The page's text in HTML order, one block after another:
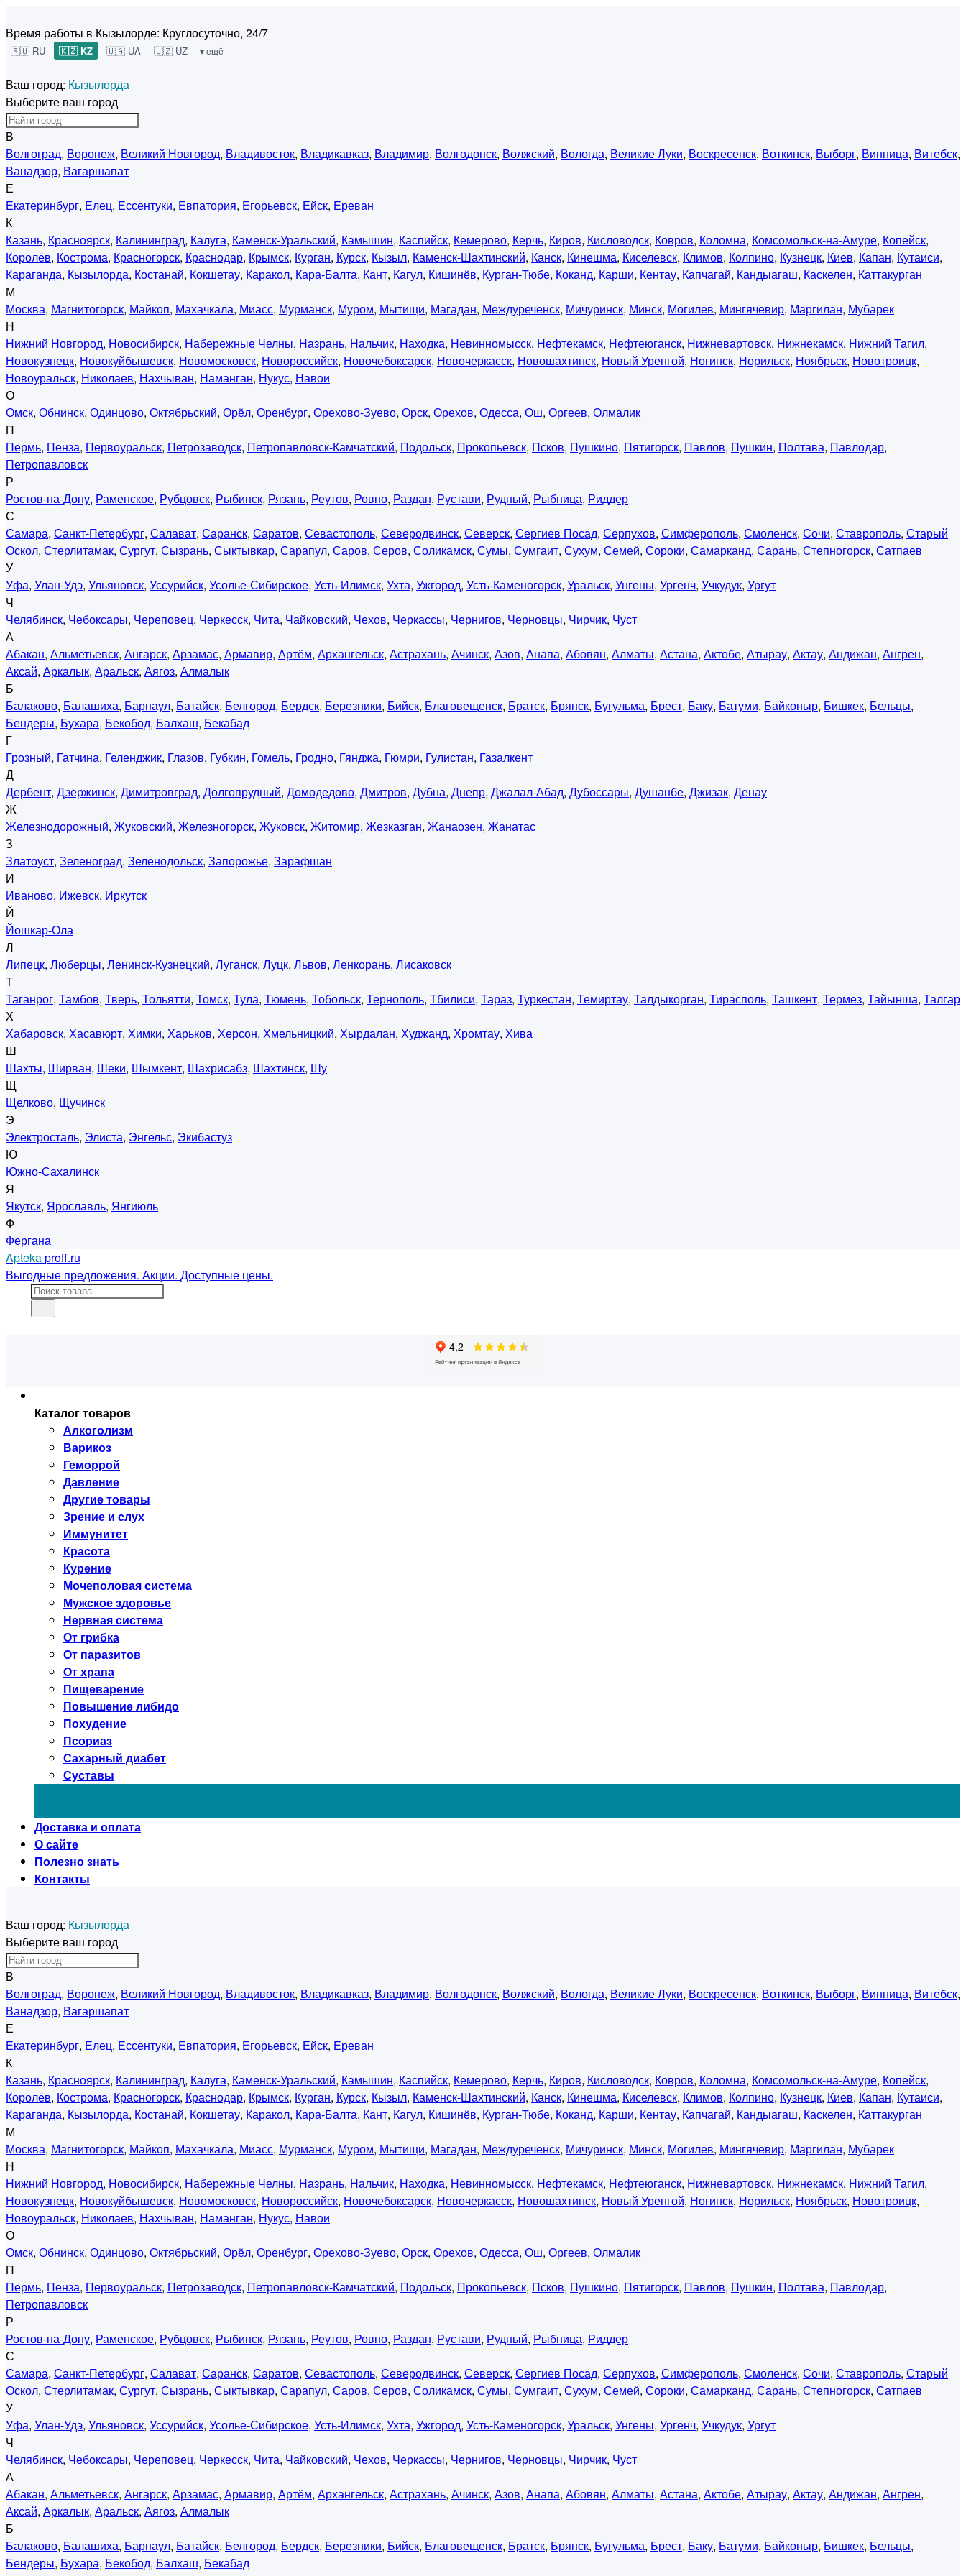
Время работы в Кызылорде: Круглосуточно, 24/7
🇷🇺 RU 🇰🇿 KZ 🇺🇦 UA 🇺🇿 UZ ▾ ещё
Ваш город: Кызылорда
Выберите ваш город
В
Волгоград, Воронеж, Великий Новгород, Владивосток, Владикавказ, Владимир, Волгодонск, Волжский, Вологда, Великие Луки, Воскресенск, Воткинск, Выборг, Винница, Витебск,
Ванадзор, Вагаршапат
Е
Екатеринбург, Елец, Ессентуки, Евпатория, Егорьевск, Ейск, Ереван
К
Казань, Красноярск, Калининград, Калуга, Каменск-Уральский, Камышин, Каспийск, Кемерово, Керчь, Киров, Кисловодск, Ковров, Коломна, Комсомольск-на-Амуре, Копейск,
Королёв, Кострома, Красногорск, Краснодар, Крымск, Курган, Курск, Кызыл, Каменск-Шахтинский, Канск, Кинешма, Киселевск, Климов, Колпино, Кузнецк, Киев, Капан, Кутаиси,
Караганда, Кызылорда, Костанай, Кокшетау, Каракол, Кара-Балта, Кант, Кагул, Кишинёв, Курган-Тюбе, Коканд, Карши, Кентау, Капчагай, Кандыагаш, Каскелен, Каттакурган
М
Москва, Магнитогорск, Майкоп, Махачкала, Миасс, Мурманск, Муром, Мытищи, Магадан, Междуреченск, Мичуринск, Минск, Могилев, Мингячевир, Маргилан, Мубарек
Н
Нижний Новгород, Новосибирск, Набережные Челны, Назрань, Нальчик, Находка, Невинномысск, Нефтекамск, Нефтеюганск, Нижневартовск, Нижнекамск, Нижний Тагил,
Новокузнецк, Новокуйбышевск, Новомосковск, Новороссийск, Новочебоксарск, Новочеркасск, Новошахтинск, Новый Уренгой, Ногинск, Норильск, Ноябрьск, Новотроицк,
Новоуральск, Николаев, Нахчыван, Наманган, Нукус, Навои
О
Омск, Обнинск, Одинцово, Октябрьский, Орёл, Оренбург, Орехово-Зуево, Орск, Орехов, Одесса, Ош, Оргеев, Олмалик
П
Пермь, Пенза, Первоуральск, Петрозаводск, Петропавловск-Камчатский, Подольск, Прокопьевск, Псков, Пушкино, Пятигорск, Павлов, Пушкин, Полтава, Павлодар,
Петропавловск
Р
Ростов-на-Дону, Раменское, Рубцовск, Рыбинск, Рязань, Реутов, Ровно, Раздан, Рустави, Рудный, Рыбница, Риддер
С
Самара, Санкт-Петербург, Салават, Саранск, Саратов, Севастополь, Северодвинск, Северск, Сергиев Посад, Серпухов, Симферополь, Смоленск, Сочи, Ставрополь, Старый
Оскол, Стерлитамак, Сургут, Сызрань, Сыктывкар, Сарапул, Саров, Серов, Соликамск, Сумы, Сумгаит, Сухум, Семей, Сороки, Самарканд, Сарань, Степногорск, Сатпаев
У
Уфа, Улан-Удэ, Ульяновск, Уссурийск, Усолье-Сибирское, Усть-Илимск, Ухта, Ужгород, Усть-Каменогорск, Уральск, Унгены, Ургенч, Учкудук, Ургут
Ч
Челябинск, Чебоксары, Череповец, Черкесск, Чита, Чайковский, Чехов, Черкассы, Чернигов, Черновцы, Чирчик, Чуст
А
Абакан, Альметьевск, Ангарск, Арзамас, Армавир, Артём, Архангельск, Астрахань, Ачинск, Азов, Анапа, Абовян, Алматы, Астана, Актобе, Атырау, Актау, Андижан, Ангрен,
Аксай, Аркалык, Аральск, Аягоз, Алмалык
Б
Балаково, Балашиха, Барнаул, Батайск, Белгород, Бердск, Березники, Бийск, Благовещенск, Братск, Брянск, Бугульма, Брест, Баку, Батуми, Байконыр, Бишкек, Бельцы,
Бендеры, Бухара, Бекобод, Балхаш, Бекабад
Г
Грозный, Гатчина, Геленджик, Глазов, Губкин, Гомель, Гродно, Гянджа, Гюмри, Гулистан, Газалкент
Д
Дербент, Дзержинск, Димитровград, Долгопрудный, Домодедово, Дмитров, Дубна, Днепр, Джалал-Абад, Дубоссары, Душанбе, Джизак, Денау
Ж
Железнодорожный, Жуковский, Железногорск, Жуковск, Житомир, Жезказган, Жанаозен, Жанатас
З
Златоуст, Зеленоград, Зеленодольск, Запорожье, Зарафшан
И
Иваново, Ижевск, Иркутск
Й
Йошкар-Ола
Л
Липецк, Люберцы, Ленинск-Кузнецкий, Луганск, Луцк, Львов, Ленкорань, Лисаковск
Т
Таганрог, Тамбов, Тверь, Тольятти, Томск, Тула, Тюмень, Тобольск, Тернополь, Тбилиси, Тараз, Туркестан, Темиртау, Талдыкорган, Тирасполь, Ташкент, Термез, Тайынша, Талгар
Х
Хабаровск, Хасавюрт, Химки, Харьков, Херсон, Хмельницкий, Хырдалан, Худжанд, Хромтау, Хива
Ш
Шахты, Ширван, Шеки, Шымкент, Шахрисабз, Шахтинск, Шу
Щ
Щелково, Щучинск
Э
Электросталь, Элиста, Энгельс, Экибастуз
Ю
Южно-Сахалинск
Я
Якутск, Ярославль, Янгиюль
Ф
Фергана
Aptekaproff.ru
Выгодные предложения. Акции. Доступные цены.
Каталог товаров
Алкоголизм
Варикоз
Геморрой
Давление
Другие товары
Зрение и слух
Иммунитет
Красота
Курение
Мочеполовая система
Мужское здоровье
Нервная система
От грибка
От паразитов
От храпа
Пищеварение
Повышение либидо
Похудение
Псориаз
Сахарный диабет
Суставы
Доставка и оплата
О сайте
Полезно знать
Контакты
Ваш город: Кызылорда
Выберите ваш город
В
Волгоград, Воронеж, Великий Новгород, Владивосток, Владикавказ, Владимир, Волгодонск, Волжский, Вологда, Великие Луки, Воскресенск, Воткинск, Выборг, Винница, Витебск,
Ванадзор, Вагаршапат
Е
Екатеринбург, Елец, Ессентуки, Евпатория, Егорьевск, Ейск, Ереван
К
Казань, Красноярск, Калининград, Калуга, Каменск-Уральский, Камышин, Каспийск, Кемерово, Керчь, Киров, Кисловодск, Ковров, Коломна, Комсомольск-на-Амуре, Копейск,
Королёв, Кострома, Красногорск, Краснодар, Крымск, Курган, Курск, Кызыл, Каменск-Шахтинский, Канск, Кинешма, Киселевск, Климов, Колпино, Кузнецк, Киев, Капан, Кутаиси,
Караганда, Кызылорда, Костанай, Кокшетау, Каракол, Кара-Балта, Кант, Кагул, Кишинёв, Курган-Тюбе, Коканд, Карши, Кентау, Капчагай, Кандыагаш, Каскелен, Каттакурган
М
Москва, Магнитогорск, Майкоп, Махачкала, Миасс, Мурманск, Муром, Мытищи, Магадан, Междуреченск, Мичуринск, Минск, Могилев, Мингячевир, Маргилан, Мубарек
Н
Нижний Новгород, Новосибирск, Набережные Челны, Назрань, Нальчик, Находка, Невинномысск, Нефтекамск, Нефтеюганск, Нижневартовск, Нижнекамск, Нижний Тагил,
Новокузнецк, Новокуйбышевск, Новомосковск, Новороссийск, Новочебоксарск, Новочеркасск, Новошахтинск, Новый Уренгой, Ногинск, Норильск, Ноябрьск, Новотроицк,
Новоуральск, Николаев, Нахчыван, Наманган, Нукус, Навои
О
Омск, Обнинск, Одинцово, Октябрьский, Орёл, Оренбург, Орехово-Зуево, Орск, Орехов, Одесса, Ош, Оргеев, Олмалик
П
Пермь, Пенза, Первоуральск, Петрозаводск, Петропавловск-Камчатский, Подольск, Прокопьевск, Псков, Пушкино, Пятигорск, Павлов, Пушкин, Полтава, Павлодар,
Петропавловск
Р
Ростов-на-Дону, Раменское, Рубцовск, Рыбинск, Рязань, Реутов, Ровно, Раздан, Рустави, Рудный, Рыбница, Риддер
С
Самара, Санкт-Петербург, Салават, Саранск, Саратов, Севастополь, Северодвинск, Северск, Сергиев Посад, Серпухов, Симферополь, Смоленск, Сочи, Ставрополь, Старый
Оскол, Стерлитамак, Сургут, Сызрань, Сыктывкар, Сарапул, Саров, Серов, Соликамск, Сумы, Сумгаит, Сухум, Семей, Сороки, Самарканд, Сарань, Степногорск, Сатпаев
У
Уфа, Улан-Удэ, Ульяновск, Уссурийск, Усолье-Сибирское, Усть-Илимск, Ухта, Ужгород, Усть-Каменогорск, Уральск, Унгены, Ургенч, Учкудук, Ургут
Ч
Челябинск, Чебоксары, Череповец, Черкесск, Чита, Чайковский, Чехов, Черкассы, Чернигов, Черновцы, Чирчик, Чуст
А
Абакан, Альметьевск, Ангарск, Арзамас, Армавир, Артём, Архангельск, Астрахань, Ачинск, Азов, Анапа, Абовян, Алматы, Астана, Актобе, Атырау, Актау, Андижан, Ангрен,
Аксай, Аркалык, Аральск, Аягоз, Алмалык
Б
Балаково, Балашиха, Барнаул, Батайск, Белгород, Бердск, Березники, Бийск, Благовещенск, Братск, Брянск, Бугульма, Брест, Баку, Батуми, Байконыр, Бишкек, Бельцы,
Бендеры, Бухара, Бекобод, Балхаш, Бекабад